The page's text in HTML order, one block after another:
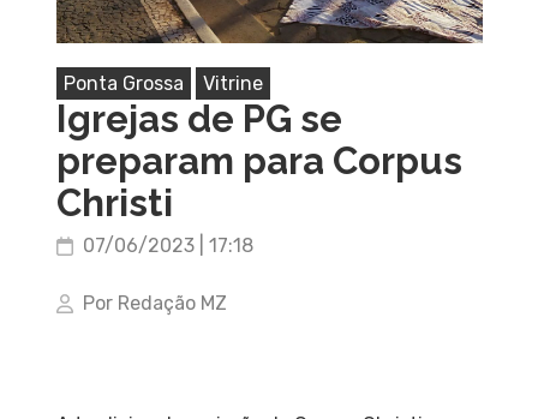
Ponta Grossa Vitrine
Igrejas de PG se
preparam para Corpus
Christi
07/06/2023 | 17:18
Por Redação MZ